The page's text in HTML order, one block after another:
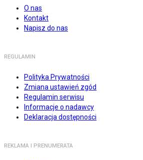
O nas
Kontakt
Napisz do nas
REGULAMIN
Polityka Prywatności
Zmiana ustawień zgód
Regulamin serwisu
Informacje o nadawcy
Deklaracja dostępności
REKLAMA I PRENUMERATA